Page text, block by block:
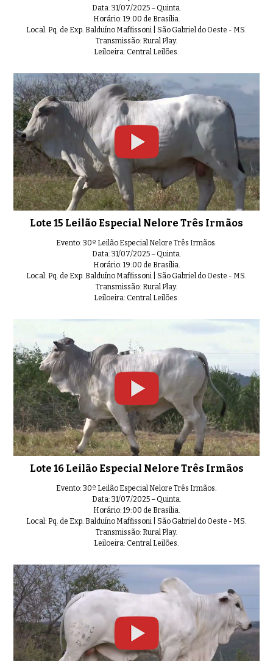
Data: 31/07/2025 – Quinta.
Horário: 19:00 de Brasília.
Local: Pq. de Exp. Balduíno Maffissoni | São Gabriel do Oeste - MS.
Transmissão: Rural Play.
Leiloeira: Central Leilões.
Lote 15 Leilão Especial Nelore Três Irmãos
Evento: 30º Leilão Especial Nelore Três Irmãos.
Data: 31/07/2025 – Quinta.
Horário: 19:00 de Brasília.
Local: Pq. de Exp. Balduíno Maffissoni | São Gabriel do Oeste - MS.
Transmissão: Rural Play.
Leiloeira: Central Leilões.
Lote 16 Leilão Especial Nelore Três Irmãos
Evento: 30º Leilão Especial Nelore Três Irmãos.
Data: 31/07/2025 – Quinta.
Horário: 19:00 de Brasília.
Local: Pq. de Exp. Balduíno Maffissoni | São Gabriel do Oeste - MS.
Transmissão: Rural Play.
Leiloeira: Central Leilões.